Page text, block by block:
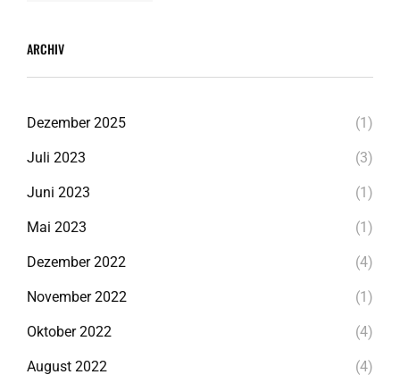
ARCHIV
Dezember 2025 (1)
Juli 2023 (3)
Juni 2023 (1)
Mai 2023 (1)
Dezember 2022 (4)
November 2022 (1)
Oktober 2022 (4)
August 2022 (4)